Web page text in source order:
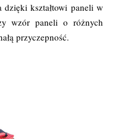
dzięki kształtowi paneli w
wzór paneli o różnych
przyczepność.